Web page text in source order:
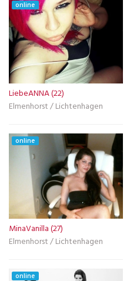
online
LiebeANNA (22)
Elmenhorst / Lichtenhagen
online
MinaVanilla (27)
Elmenhorst / Lichtenhagen
online